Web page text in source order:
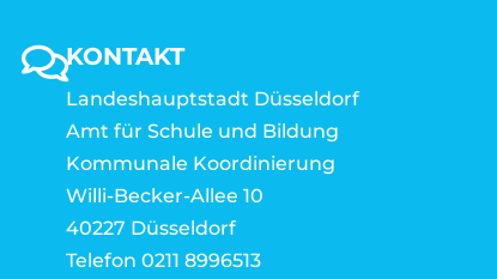
KONTAKT
Landeshauptstadt Düsseldorf
Amt für Schule und Bildung
Kommunale Koordinierung
Willi-Becker-Allee 10
40227 Düsseldorf
Telefon 0211 8996513